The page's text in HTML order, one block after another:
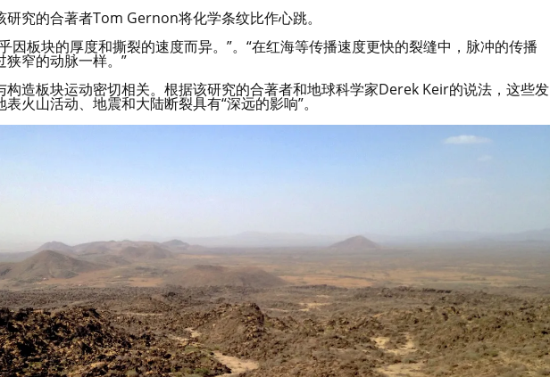
究的合著者Tom Gernon将化学条纹比作心跳。
因板块的厚度和撕裂的速度而异。”。“在红海等传播速度更快的裂缝中，脉冲的传播
窄的动脉一样。”
造板块运动密切相关。根据该研究的合著者和地球科学家Derek Keir的说法，这些发
火山活动、地震和大陆断裂具有“深远的影响”。